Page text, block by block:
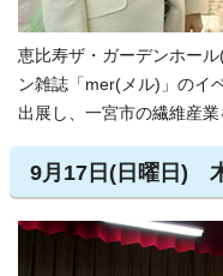
恵比寿ザ・ガーデンホー
ン雑誌「mer(メル)」のイ
出展し、一宮市の繊維産業
9月17日(日曜日)